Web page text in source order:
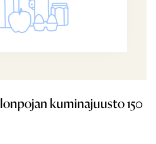
kuminajuusto 150